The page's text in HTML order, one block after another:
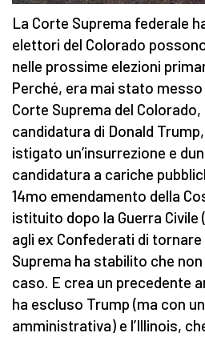
La Corte Suprema federale
elettori del Colorado
nelle prossime elezioni
Perché, era mai stato messo
Corte Suprema del
candidatura di Donald
istigato un’insurrezione e
candidatura a cariche
14mo emendamento della
istituito dopo la Guerra Civile
agli ex Confederati di tornare
Suprema ha stabilito che
caso. E crea un precedente
ha escluso Trump (ma con
amministrativa) e l’Illinois,